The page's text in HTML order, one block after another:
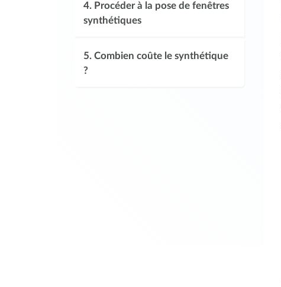
4. Procéder à la pose de fenêtres
synthétiques
5. Combien coûte le synthétique
?